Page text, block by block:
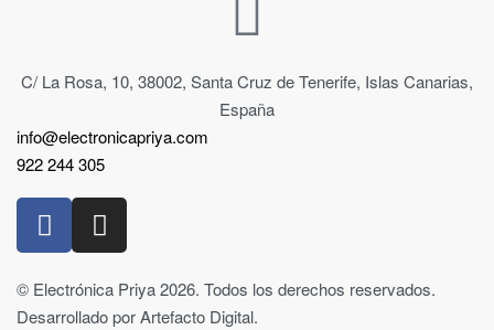
C/ La Rosa, 10, 38002, Santa Cruz de Tenerife, Islas Canarias,
España
info@electronicapriya.com
922 244 305
© Electrónica Priya 2026. Todos los derechos reservados.
Desarrollado por Artefacto Digital.